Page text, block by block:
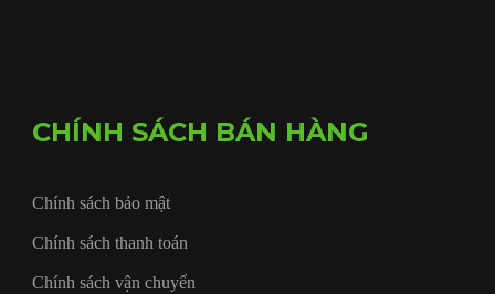
CHÍNH SÁCH BÁN HÀNG
Chính sách bảo mật
Chính sách thanh toán
Chính sách vận chuyển